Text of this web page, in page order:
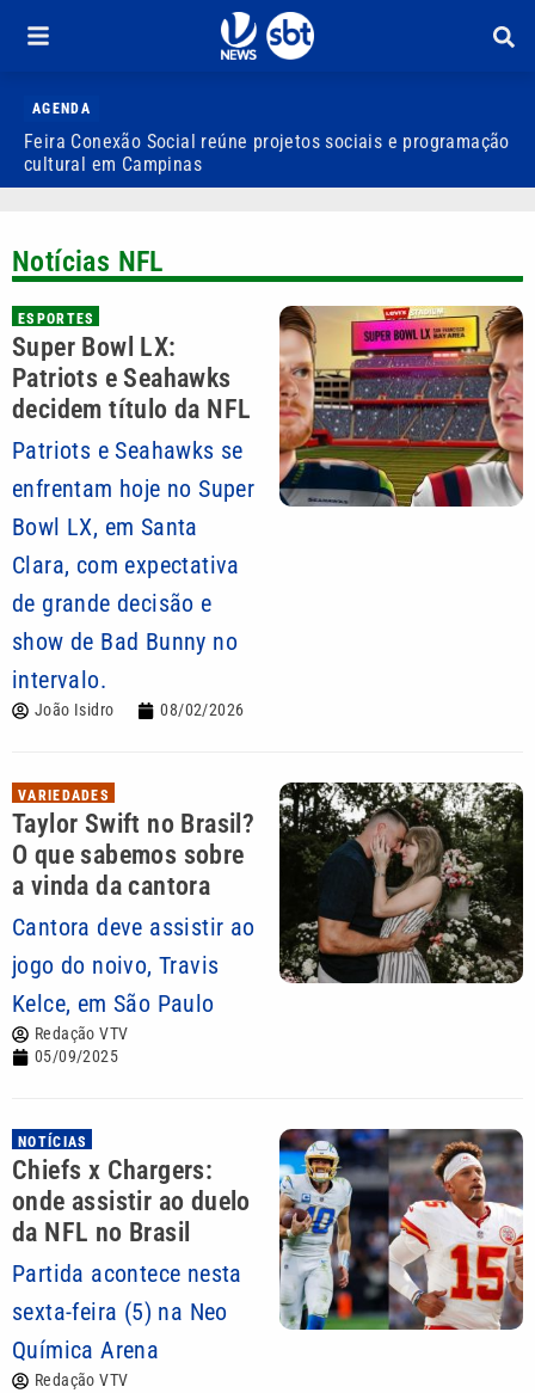
AGENDA
Feira Conexão Social reúne projetos sociais e programação
cultural em Campinas
Notícias NFL
ESPORTES
Super Bowl LX:
Patriots e Seahawks
decidem título da NFL
Patriots e Seahawks se
enfrentam hoje no Super
Bowl LX, em Santa
Clara, com expectativa
de grande decisão e
show de Bad Bunny no
intervalo.
João Isidro 08/02/2026
VARIEDADES
Taylor Swift no Brasil?
O que sabemos sobre
a vinda da cantora
Cantora deve assistir ao
jogo do noivo, Travis
Kelce, em São Paulo
Redação VTV
05/09/2025
NOTÍCIAS
Chiefs x Chargers:
onde assistir ao duelo
da NFL no Brasil
Partida acontece nesta
sexta-feira (5) na Neo
Química Arena
Redação VTV